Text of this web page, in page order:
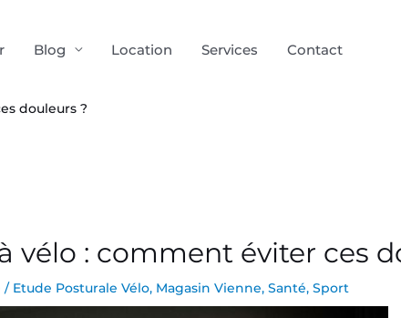
Blog Location Services Contact
douleurs ?
vélo : comment éviter ces
/ Etude Posturale Vélo, Magasin Vienne,Santé,Sport